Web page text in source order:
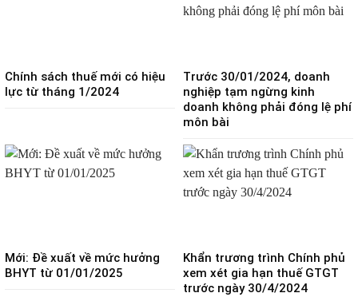
Chính sách thuế mới có hiệu
lực từ tháng 1/2024
Trước 30/01/2024, doanh
nghiệp tạm ngừng kinh
doanh không phải đóng lệ phí
môn bài
Mới: Đề xuất về mức hưởng
BHYT từ 01/01/2025
Khẩn trương trình Chính phủ
xem xét gia hạn thuế GTGT
trước ngày 30/4/2024